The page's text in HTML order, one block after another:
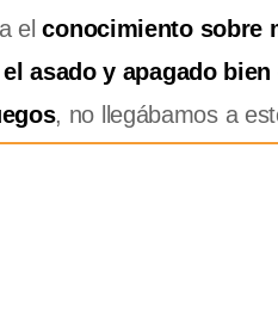
elconocimiento sobre
asado y apagado bien
, no llegábamos a